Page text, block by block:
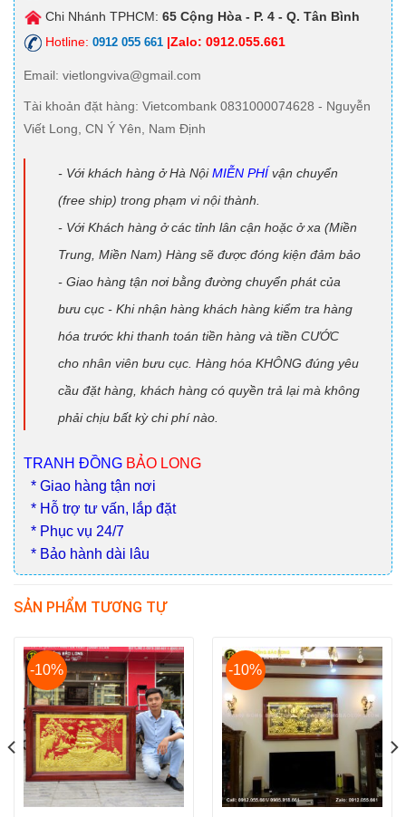
Chi Nhánh TPHCM: 65 Cộng Hòa - P. 4 - Q. Tân Bình
Hotline: 0912 055 661 |Zalo: 0912.055.661
Email: vietlongviva@gmail.com
Tài khoản đặt hàng: Vietcombank 0831000074628 - Nguyễn
Viết Long, CN Ý Yên, Nam Định
- Với khách hàng ở Hà NộiMIỄN PHÍ vận chuyển
(free ship) trong phạm vi nội thành.
- Với Khách hàng ở các tỉnh lân cận hoặc ở xa (Miền
Trung, Miền Nam) Hàng sẽ được đóng kiện đảm bảo
- Giao hàng tận nơi bằng đường chuyển phát của
bưu cục - Khi nhận hàng khách hàng kiểm tra hàng
hóa trước khi thanh toán tiền hàng và tiền CƯỚC
cho nhân viên bưu cục. Hàng hóa KHÔNG đúng yêu
cầu đặt hàng, khách hàng có quyền trả lại mà không
phải chịu bất kỳ chi phí nào.
TRANH ĐỒNG BẢO LONG
* Giao hàng tận nơi
* Hỗ trợ tư vấn, lắp đặt
* Phục vụ 24/7
* Bảo hành dài lâu
SẢN PHẨM TƯƠNG TỰ
-10% -10%